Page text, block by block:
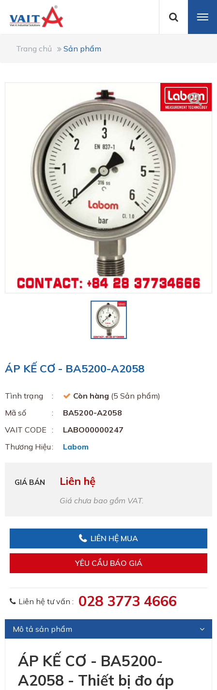
Trang chủ Sản phẩm
ÁP KẾ CƠ - BA5200-A2058
Tình trạng Còn hàng (5 Sản phẩm)
Mã số
BA5200-A2058
VAIT CODE
LABO00000247
Thương Hiệu
Labom
GIÁ BÁN Liên hệ
Giá chưa bao gồm VAT.
LIÊN HỆ MUA
YÊU CẦU BÁO GIÁ
Liên hệ tư vấn : 028 3773 4666
Mô tả sản phẩm
ÁP KẾ CƠ - BA5200-
A2058 - Thiết bị đo áp